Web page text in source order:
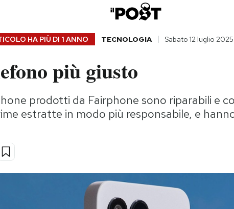
HA PIÙ DI 1 ANNO TECNOLOGIA Sabato 12 luglio 2025
più giusto
prodotti da Fairphone sono riparabili e
estratte in modo più responsabile, e